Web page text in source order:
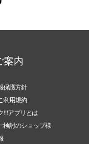
案内
保護方針
利用規約
!!!アプリとは
検討のショップ様